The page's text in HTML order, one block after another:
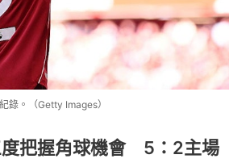
錄。（Getty Images）
度把握角球機會 5：2主場